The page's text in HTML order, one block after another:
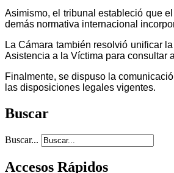
Asimismo, el tribunal estableció que
demás normativa internacional
La Cámara también resolvió unificar
Asistencia a la Víctima para consultar
Finalmente, se dispuso la
las disposiciones legales vigentes.
Buscar
Buscar...
Accesos Rápidos